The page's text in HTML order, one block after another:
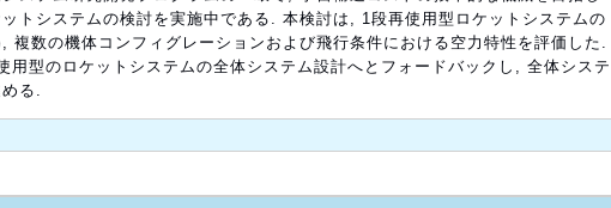
トシステムの検討を実施中である. 本検討は, 1段再使用型ロケットシステムの
複数の機体コンフィグレーションおよび飛行条件における空力特性を評価した.
用型のロケットシステムの全体システム設計へとフォードバックし, 全体システ
る.